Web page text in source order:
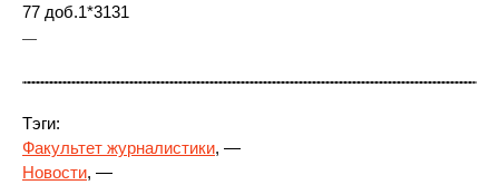
77 доб.1*3131
—
Тэги:
Факультет журналистики, —
Новости, —